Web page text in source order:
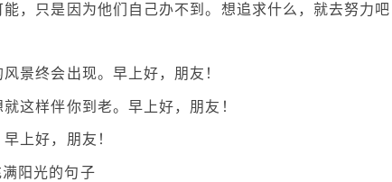
，只是因为他们自己办不到。想追求什么，就去努力
景终会出现。早上好，朋友！
这样伴你到老。早上好，朋友！
上好，朋友！